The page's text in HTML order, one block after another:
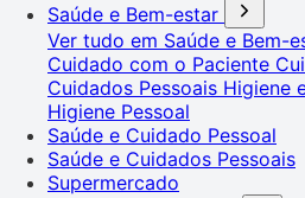
Saúde e Bem-estar
Ver tudo em Saúde e Bem-
Cuidado com o Paciente
Cuidados Pessoais Higiene
Higiene Pessoal
Saúde e Cuidado Pessoal
Saúde e Cuidados Pessoais
Supermercado